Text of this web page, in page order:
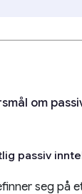
om
passiv
seg på